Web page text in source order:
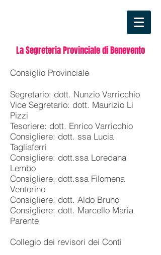
La Segreteria Provinciale di Benevento
Consiglio Provinciale
Segretario: dott. Nunzio Varricchio
Vice Segretario: dott. Maurizio Li
Pizzi
Tesoriere: dott. Enrico Varricchio
Consigliere: dott. ssa Lucia
Tagliaferri
Consigliere: dott.ssa Loredana
Lembo
Consigliere: dott.ssa Filomena
Ventorino
Consigliere: dott. Aldo Bruno
Consigliere: dott. Marcello Maria
Parente
Collegio dei revisori dei Conti